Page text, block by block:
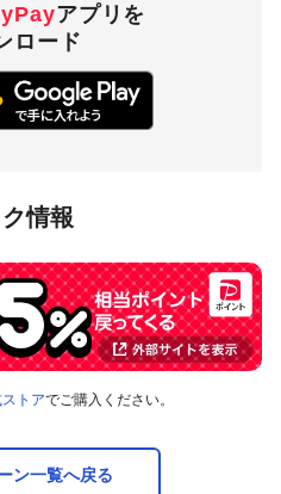
アプリを
ロード
情報
トアでご購入ください。
ン一覧へ戻る